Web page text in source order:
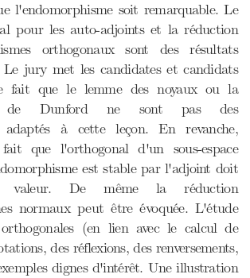
l'endomorphisme soit remarquable. Le
pour les auto-adjoints et la réduction
orthogonaux sont des résultats
Le jury met les candidates et candidats
fait que le lemme des noyaux ou la
de Dunford ne sont pas des
adaptés à cette leçon. En revanche,
que l'orthogonal d'un sous-espace
est stable par l'adjoint doit
De même la réduction
normaux peut être évoquée. L'étude
(en lien avec le calcul de
des réflexions, des renversements,
dignes d'intérêt. Une illustration